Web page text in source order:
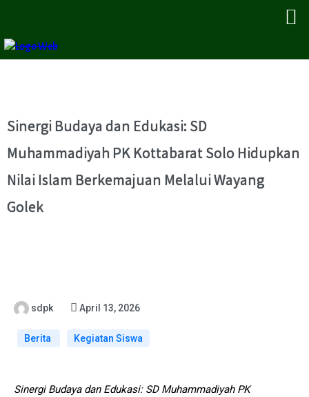
Sinergi Budaya dan Edukasi: SD
Muhammadiyah PK Kottabarat Solo Hidupkan
Nilai Islam Berkemajuan Melalui Wayang
Golek
sdpk April 13, 2026
Berita Kegiatan Siswa
Sinergi Budaya dan Edukasi: SD Muhammadiyah PK